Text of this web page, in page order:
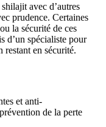
avec d’autres
prudence. Certaines
la sécurité de ces
d’un spécialiste pour
restant en sécurité.
et anti-
de la perte